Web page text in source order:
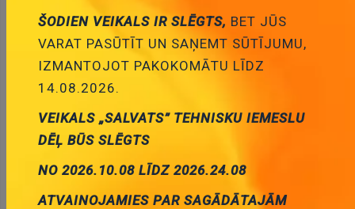
atšķirties no priekšmeta reāla izskata. Bet galvenās īpašības ir
vienādas.
ŠODIEN VEIKALS IR SLĒGTS, BET JŪS
VARAT PASŪTĪT UN SAŅEMT SŪTĪJUMU,
IZMANTOJOT PAKOKOMĀTU LĪDZ
14.08.2026.
VEIKALS „SALVATS” TEHNISKU IEMESLU
DĒĻ BŪS SLĒGTS
NO 2026.10.08 LĪDZ 2026.24.08
ATVAINOJAMIES PAR SAGĀDĀTAJĀM